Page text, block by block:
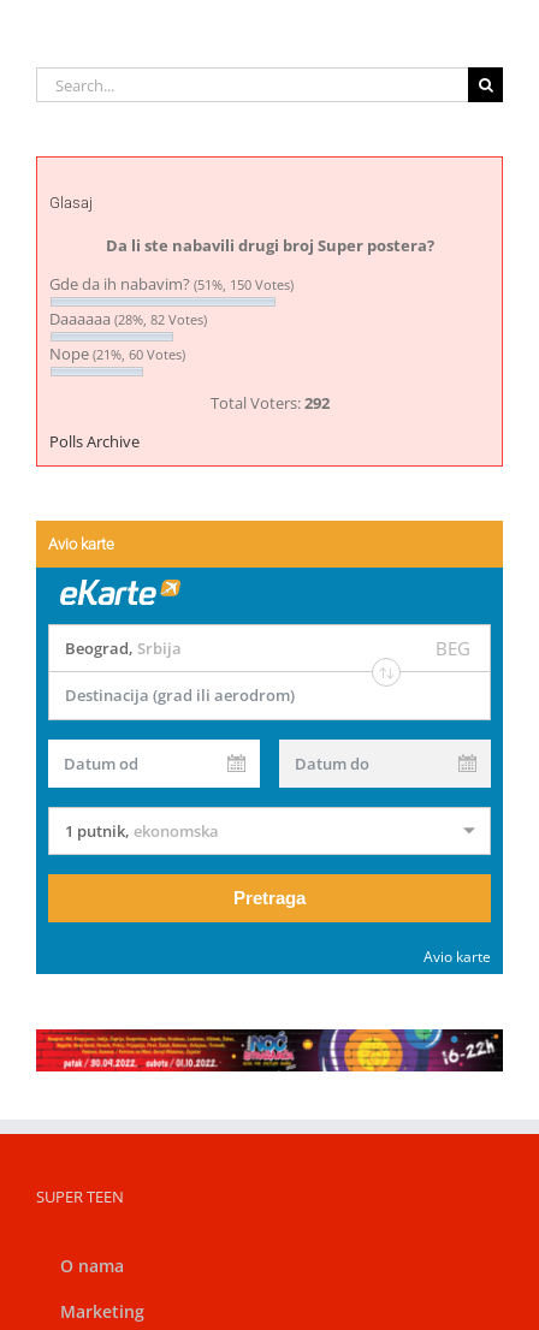
Search
for:
Glasaj
Da li ste nabavili drugi broj Super postera?
Gde da ih nabavim? (51%, 150 Votes)
Daaaaaa (28%, 82 Votes)
Nope (21%, 60 Votes)
Total Voters:292
Polls Archive
Avio karte
Beograd, Srbija BEG
Destinacija (grad ili aerodrom)
Datum od Datum do
1 putnik, ekonomska
Pretraga
Avio karte
SUPER TEEN
O nama
Marketing